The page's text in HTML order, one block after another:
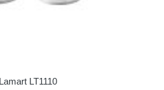
Lamart LT1110